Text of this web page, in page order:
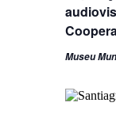
Museu